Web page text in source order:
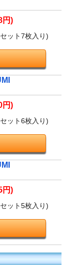
円)
ット7枚入り)
円)
ット6枚入り)
円)
ット5枚入り)